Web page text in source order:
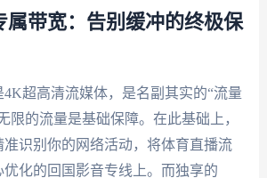
属带宽：告别缓冲的终极保
超高清流媒体，是名副其实的“流量
限的流量是基础保障。在此基础上，
识别你的网络活动，将体育直播流
化的回国影音专线上。而独享的